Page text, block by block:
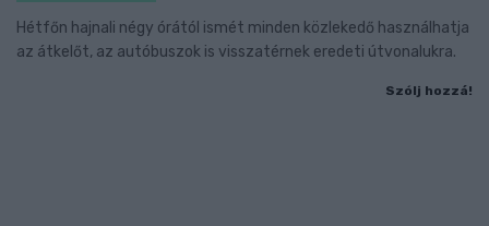
Hétfőn hajnali négy órától ismét minden közlekedő használhatja
az átkelőt, az autóbuszok is visszatérnek eredeti útvonalukra.
Szólj hozzá!